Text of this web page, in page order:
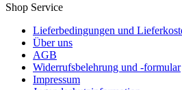
Shop Service
Lieferbedingungen und
Über uns
AGB
Widerrufsbelehrung und -formular
Impressum